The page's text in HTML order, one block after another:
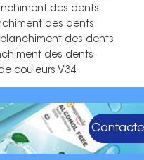
des dents
des dents
blanchiment des dents
des dents
couleurs V34